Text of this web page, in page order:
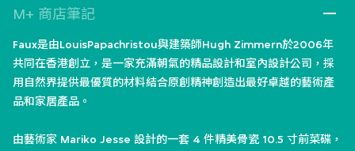
M+ 商店筆記
Faux是由LouisPapachristou與建築師Hugh Zimmern於2006年
共同在香港創立，是一家充滿朝氣的精品設計和室內設計公司，採
用自然界提供最優質的材料結合原創精神創造出最好卓越的藝術產
品和家居產品。
由藝術家 Mariko Jesse 設計的一套 4 件精美骨瓷 10.5 寸前菜碟，